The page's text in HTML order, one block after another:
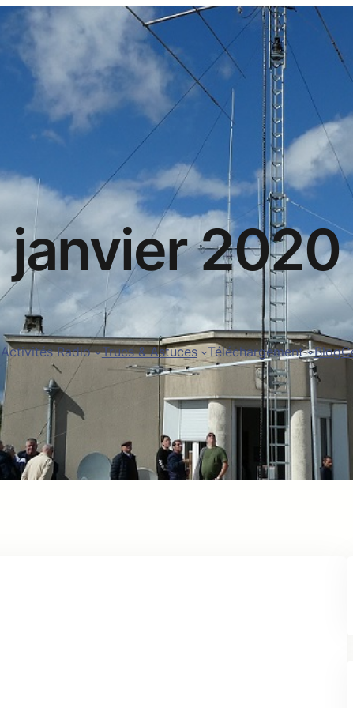
janvier 2020
Activités Radio Trucs & Astuces Téléchargement Blog